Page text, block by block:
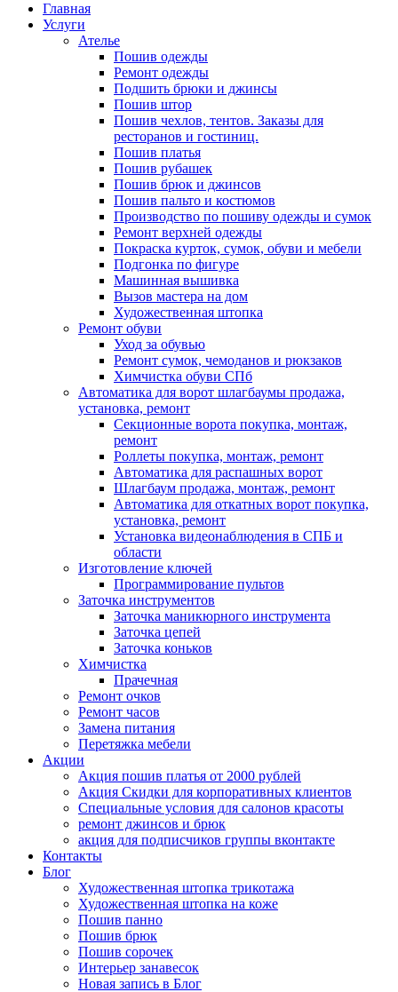
Главная
Услуги
Ателье
Пошив одежды
Ремонт одежды
Подшить брюки и джинсы
Пошив штор
Пошив чехлов, тентов. Заказы для
ресторанов и гостиниц.
Пошив платья
Пошив рубашек
Пошив брюк и джинсов
Пошив пальто и костюмов
Производство по пошиву одежды и сумок
Ремонт верхней одежды
Покраска курток, сумок, обуви и мебели
Подгонка по фигуре
Машинная вышивка
Вызов мастера на дом
Художественная штопка
Ремонт обуви
Уход за обувью
Ремонт сумок, чемоданов и рюкзаков
Химчистка обуви СПб
Автоматика для ворот шлагбаумы продажа,
установка, ремонт
Секционные ворота покупка, монтаж,
ремонт
Роллеты покупка, монтаж, ремонт
Автоматика для распашных ворот
Шлагбаум продажа, монтаж, ремонт
Автоматика для откатных ворот покупка,
установка, ремонт
Установка видеонаблюдения в СПБ и
области
Изготовление ключей
Программирование пультов
Заточка инструментов
Заточка маникюрного инструмента
Заточка цепей
Заточка коньков
Химчистка
Прачечная
Ремонт очков
Ремонт часов
Замена питания
Перетяжка мебели
Акции
Акция пошив платья от 2000 рублей
Акция Скидки для корпоративных клиентов
Специальные условия для салонов красоты
ремонт джинсов и брюк
акция для подписчиков группы вконтакте
Контакты
Блог
Художественная штопка трикотажа
Художественная штопка на коже
Пошив панно
Пошив брюк
Пошив сорочек
Интерьер занавесок
Новая запись в Блог